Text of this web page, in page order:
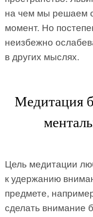
на чем мы решаем
момент. Но
неизбежно
в других мыслях.
Медитация
Цель медитации
к удержанию
предмете,
сделать внимание